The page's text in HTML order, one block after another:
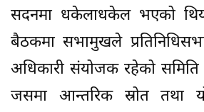
सदनमा धकेलाधकेल भएको
बैठकमा सभामुखले
अधिकारी संयोजक रहेको
जसमा आन्तरिक स्रोत तथा